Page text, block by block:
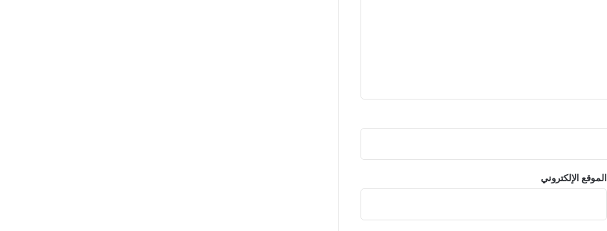
الموقع الإلكتروني